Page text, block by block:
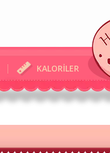
KALORİLER